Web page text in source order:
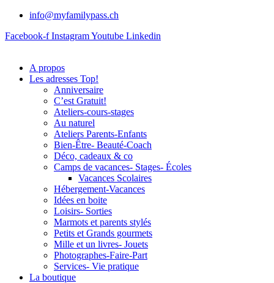
info@myfamilypass.ch
Facebook-f InstagramYoutube Linkedin
A propos
Les adresses Top!
Anniversaire
C’est Gratuit!
Ateliers-cours-stages
Au naturel
Ateliers Parents-Enfants
Bien-Être- Beauté-Coach
Déco, cadeaux & co
Camps de vacances- Stages- Écoles
Vacances Scolaires
Hébergement-Vacances
Idées en boite
Loisirs- Sorties
Marmots et parents stylés
Petits et Grands gourmets
Mille et un livres- Jouets
Photographes-Faire-Part
Services- Vie pratique
La boutique